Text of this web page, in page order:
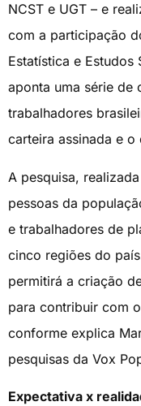
NCST e UGT – e
com a participação
Estatística e
aponta uma série de
trabalhadores
carteira assinada e
A pesquisa,
pessoas da
e trabalhadores de
cinco regiões do
permitirá a criação
para contribuir com
conforme explica
pesquisas da Vox
Expectativa x